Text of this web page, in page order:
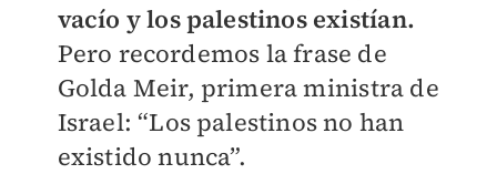
vacío y los palestinos existían.
Pero recordemos la frase de
Golda Meir, primera ministra de
Israel: “Los palestinos no han
existido nunca”.